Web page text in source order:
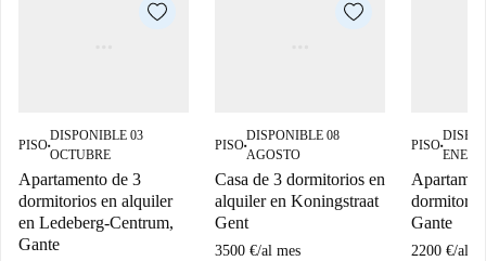
PISO■
DISPONIBLE 03
OCTUBRE
Apartamento de 3
dormitorios en alquiler
en Ledeberg-Centrum,
Gante
PISO■
DISPONIBLE 08
AGOSTO
Casa de 3 dormitorios en
alquiler en Koningstraat
Gent
3500 €/al mes
PISO■
dormitorio
Gante
2200 €/al